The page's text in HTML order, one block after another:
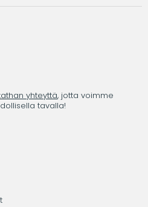
yhteyttä, jotta voimme
tavalla!